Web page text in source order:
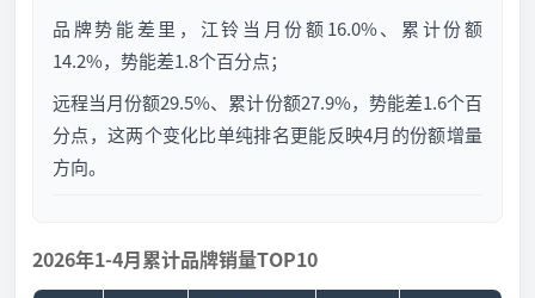
品牌势能差里，江铃当月份额16.0%、累计份额
14.2%，势能差1.8个百分点；
远程当月份额29.5%、累计份额27.9%，势能差1.6个百
分点，这两个变化比单纯排名更能反映4月的份额增量
方向。
2026年1-4月累计品牌销量TOP10